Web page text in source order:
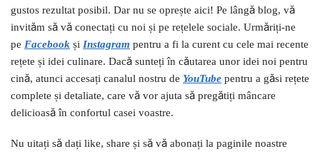
gustos rezultat posibil. Dar nu se oprește aici! Pe lângă blog, vă
invităm să vă conectați cu noi și pe rețelele sociale. Urmăriți-ne
pe Facebook și Instagram pentru a fi la curent cu cele mai recente
rețete și idei culinare. Dacă sunteți în căutarea unor idei noi pentru
cină, atunci accesați canalul nostru de YouTube pentru a găsi rețete
complete și detaliate, care vă vor ajuta să pregătiți mâncare
delicioasă în confortul casei voastre.
Nu uitați să dați like, share și să vă abonați la paginile noastre